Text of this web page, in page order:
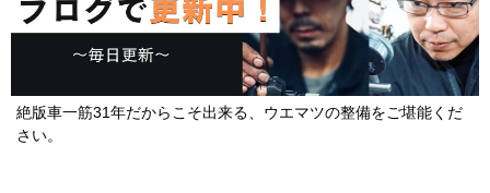
絶版車一筋31年だからこそ出来る、ウエマツの整備をご堪能くだ
さい。